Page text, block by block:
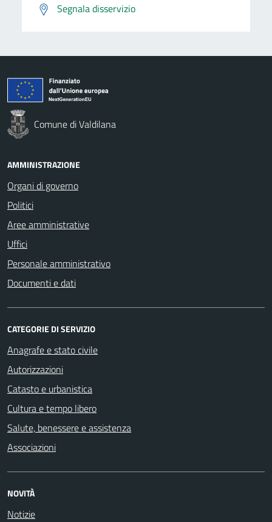
Segnala disservizio
Comune di Valdilana
AMMINISTRAZIONE
Organi di governo
Politici
Aree amministrative
Uffici
Personale amministrativo
Documenti e dati
CATEGORIE DI SERVIZIO
Anagrafe e stato civile
Autorizzazioni
Catasto e urbanistica
Cultura e tempo libero
Salute, benessere e assistenza
Associazioni
NOVITÀ
Notizie